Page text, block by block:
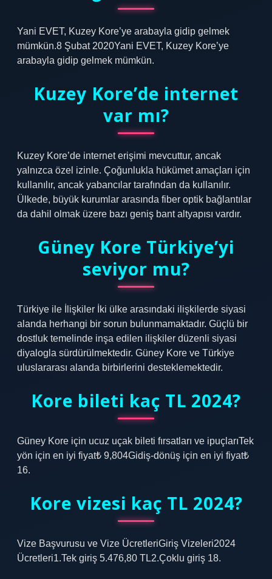
Yani EVET, Kuzey Kore’ye arabayla gidip gelmek
mümkün.8 Şubat 2020Yani EVET, Kuzey Kore’ye
arabayla gidip gelmek mümkün.
Kuzey Kore’de internet
var mı?
Kuzey Kore’de internet erişimi mevcuttur, ancak
yalnızca özel izinle. Çoğunlukla hükümet amaçları için
kullanılır, ancak yabancılar tarafından da kullanılır.
Ülkede, büyük kurumlar arasında fiber optik bağlantılar
da dahil olmak üzere bazı geniş bant altyapısı vardır.
Güney Kore Türkiye’yi
seviyor mu?
Türkiye ile İlişkiler İki ülke arasındaki ilişkilerde siyasi
alanda herhangi bir sorun bulunmamaktadır. Güçlü bir
dostluk temelinde inşa edilen ilişkiler düzenli siyasi
diyalogla sürdürülmektedir. Güney Kore ve Türkiye
uluslararası alanda birbirlerini desteklemektedir.
Kore bileti kaç TL 2024?
Güney Kore için ucuz uçak bileti fırsatları ve ipuçlarıTek
yön için en iyi fiyat₺ 9,804Gidiş-dönüş için en iyi fiyat₺
16.
Kore vizesi kaç TL 2024?
Vize Başvurusu ve Vize ÜcretleriGiriş Vizeleri2024
Ücretleri1.Tek giriş 5.476,80 TL2.Çoklu giriş 18.